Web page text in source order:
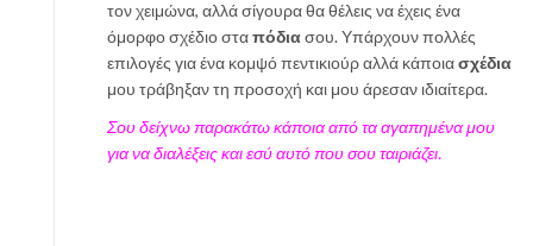
π
α
ρ
λ
ί
τον χειμώνα, αλλά σίγουρα θα θέλεις να έχεις ένα
όμορφο σχέδιο σταπόδιασου. Υπάρχουν πολλές
επιλογές για ένα κομψό πεντικιούρ αλλά κάποιασχέδια
μου τράβηξαν τη προσοχή και μου άρεσαν ιδιαίτερα.
Σου δείχνω παρακάτω κάποια από τα αγαπημένα μου
για να διαλέξεις και εσύ αυτό που σου ταιριάζει.